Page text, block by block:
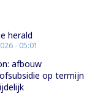
herald
- 05:01
afbouw
op termijn